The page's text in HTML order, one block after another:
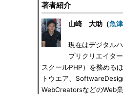
著者紹介
山崎 大助（魚
現在はデジタル
プリクリエイタ
スクールPHP）を務める
トウエア、
WebCreatorsなどのWeb